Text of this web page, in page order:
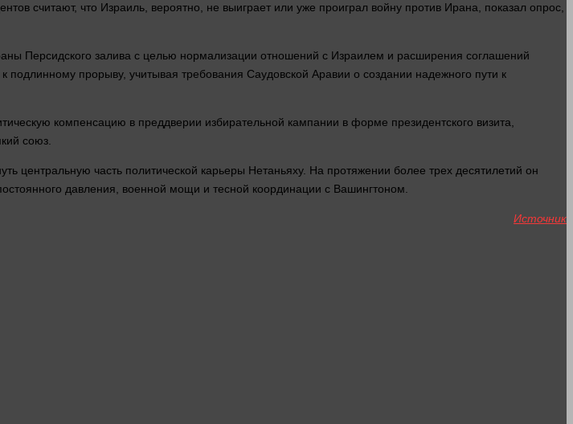
считают, что Израиль, вероятно , не выиграет или уже проиграл войну против Ирана, показал опрос,
Персидского залива с целью нормализации отношений с Израилем и расширения соглашений
прорыву, учитывая требования Саудовской Аравии о создании надежного пути к
компенсацию в преддверии избирательной кампании в форме президентского визита,
союз.
центральную часть политической карьеры Нетаньяху. На протяжении более трех десятилетий он
давления , военной мощи и тесной координации с Вашингтоном.
Источник